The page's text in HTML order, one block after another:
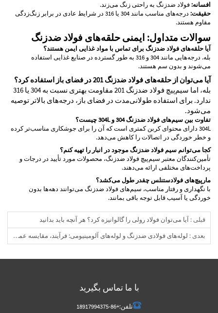
افسانه:فولاد ضدزنگ به راحتی زنگ می‌زند.
حقیقت:
درجه‌های مناسب مانند 304 یا 316 در شرایط عادی در برابر زنگ‌زدگی
مقاوم هستند.
سوالات متداول: ایمنی حلقه‌های فولاد ضدزنگ
آیا حلقه‌های فولاد ضدزنگ برای تماس با مواد غذایی ایمن هستند؟
بله. درجه‌هایی مانند 304 و 316 به طور گسترده در صنایع غذایی استفاده
می‌شوند و بدون سم هستند.
آیا می‌توان از حلقه‌های فولاد ضدزنگ 201 در فضای باز استفاده کرد؟
بله، اما سیم‌پیچ فولاد ضدزنگ 201 مقاومت بهتری نسبت به 304 یا 316
ندارد. برای استفاده طولانی‌مدت در فضای باز، درجه‌های بالاتر توصیه
می‌شود.
تفاوت بین سیم‌های فولاد ضدزنگ 304 و 304L چیست؟
304L دارای محتوای کربن کمتری است که آن را برای جوشکاری مناسب‌تر کرده
و خطر خوردگی در اتصالات را کاهش می‌دهد.
کجا می‌توانم سیم فولاد ضدزنگ موجود در انبار را تهیه کنم؟
تأمین‌کنندگان معتبر سیم‌پیچ فولاد ضدزنگ، محصولات مورد تأیید در درجات و
پرداخت‌های مختلفی ارائه می‌دهند.
مارپیچ‌های فولادستنلس چقدر طول می‌کشد؟
با نگهداری و رفتار مناسب، سیم‌های فولاد ضدزنگ می‌توانند دهه‌ها بدون
خوردگی یا آسیب قابل توجه باقی بمانند.
قبلی : آیا می‌توان فولاد رولی را گالوانیزه کرد؟ هر آنچه باید بدانید
بعدی : لوله‌های فولادی ضدزنگ و لوله‌های آلومینیومی: فرآیند، مقایسه عملکرد و راهنمای انتخاب
با ما تماس بگیرید
تلفن:+86-18917994375